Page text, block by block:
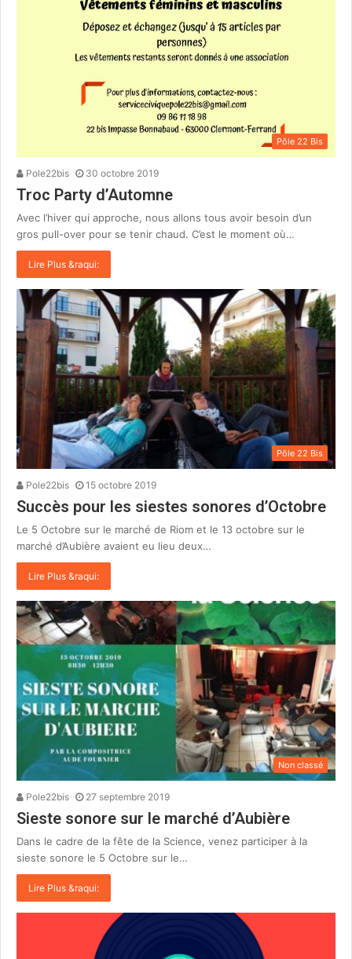
Pôle 22 Bis
Pole22bis 30 octobre 2019
Troc Party d’Automne
Avec l’hiver qui approche, nous allons tous avoir besoin d’un
gros pull-over pour se tenir chaud. C’est le moment où…
Lire Plus &raqui:
Pôle 22 Bis
Pole22bis 15 octobre 2019
Succès pour les siestes sonores d’Octobre
Le 5 Octobre sur le marché de Riom et le 13 octobre sur le
marché d’Aubière avaient eu lieu deux…
Lire Plus &raqui:
Non classé
Pole22bis 27 septembre 2019
Sieste sonore sur le marché d’Aubière
Dans le cadre de la fête de la Science, venez participer à la
sieste sonore le 5 Octobre sur le…
Lire Plus &raqui: